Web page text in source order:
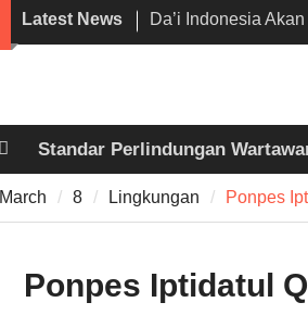
Latest News
Da’i Indonesia
Al-Azhar dan
di Pamarayan,
Kedewasaan
Mania —
Proyek Jalan
Rp6,8 Miliar
Standar Perlindungan
March 8 Lingkungan Ponpes
Ponpes Iptidatul